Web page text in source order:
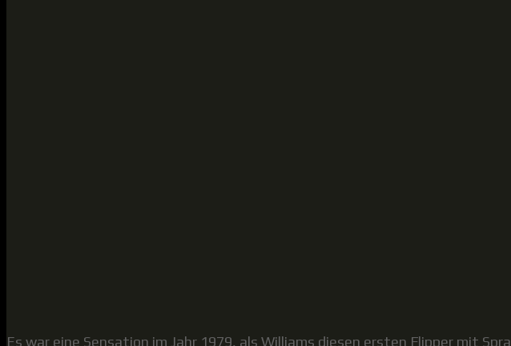
Es war eine Sensation im Jahr 1979, als Williams diesen ersten Flipper mit